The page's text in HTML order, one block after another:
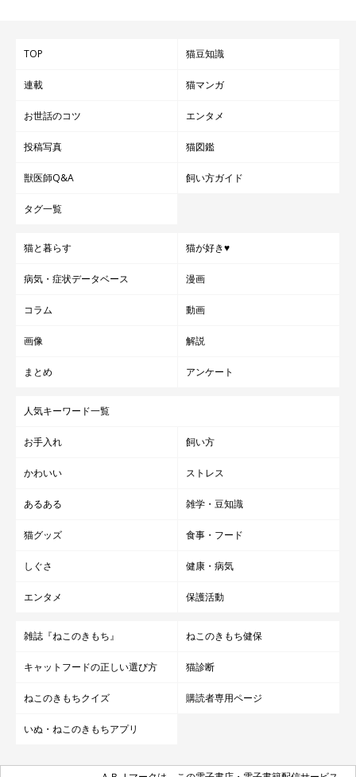
TOP 猫豆知識
連載 猫マンガ
お世話のコツ エンタメ
投稿写真 猫図鑑
獣医師Q&A 飼い方ガイド
タグ一覧
猫と暮らす 猫が好き♥
病気・症状データベース 漫画
コラム 動画
画像 解説
まとめ アンケート
人気キーワード一覧
お手入れ 飼い方
かわいい ストレス
あるある 雑学・豆知識
猫グッズ 食事・フード
しぐさ 健康・病気
エンタメ 保護活動
雑誌『ねこのきもち』 ねこのきもち健保
キャットフードの正しい選び方 猫診断
ねこのきもちクイズ 購読者専用ページ
いぬ・ねこのきもちアプリ